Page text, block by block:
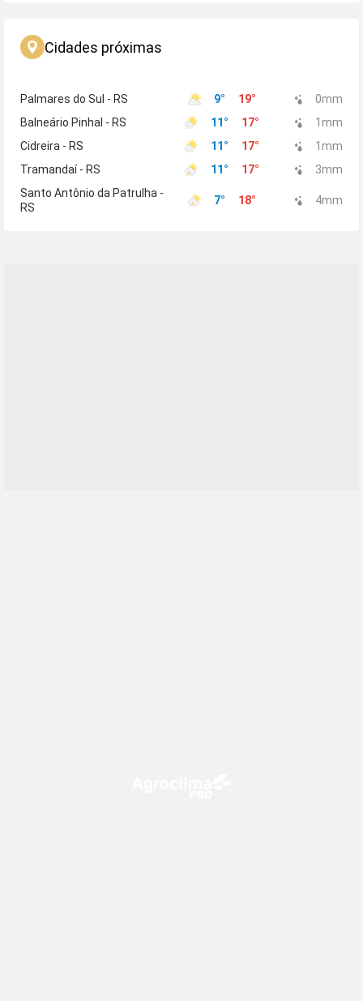
Cidades próximas
Palmares do Sul - RS 9° 19° 0mm
Balneário Pinhal - RS
11° 17° 1 mm
Cidreira - RS
11° 17° 1 mm
Tramandaí - RS
11° 17° 3mm
Santo Antônio da Patrulha -
RS
7° 18° 4mm